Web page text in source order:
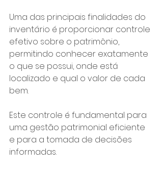
Uma das principais finalidades do
inventário é proporcionar controle
efetivo sobre o patrimônio,
permitindo conhecer exatamente
o que se possui, onde está
localizado e qual o valor de cada
bem.
Este controle é fundamental para
uma gestão patrimonial eficiente
e para a tomada de decisões
informadas.